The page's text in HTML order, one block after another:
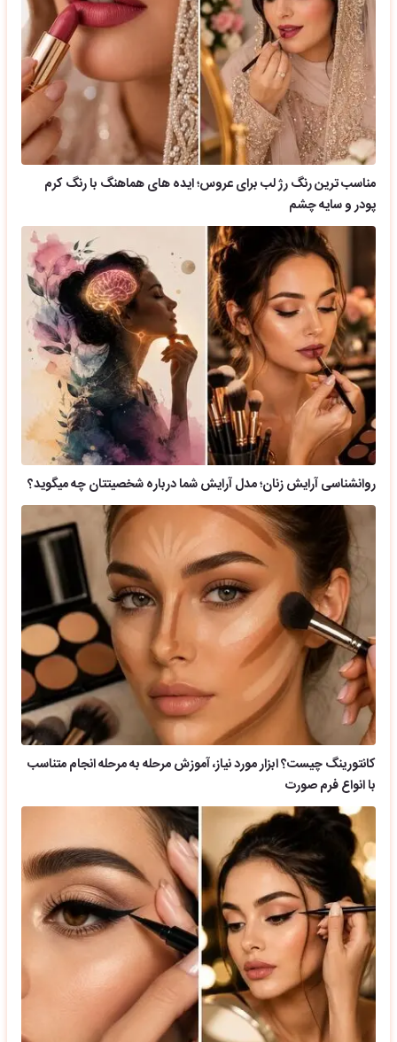
مناسب ترین رنگ رژ لب برای عروس؛ ایده های هماهنگ با رنگ کرم
پودر و سایه چشم
روانشناسی آرایش زنان؛ مدل آرایش شما درباره شخصیتتان چه میگوید؟
کانتورینگ چیست؟ ابزار مورد نیاز، آموزش مرحله به مرحله انجام متناسب
با انواع فرم صورت